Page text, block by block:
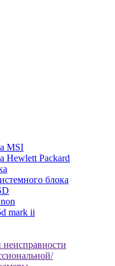
MSI
Hewlett Packard
блока
mark ii
неисправности